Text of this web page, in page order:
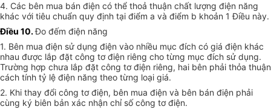
4. Các bên mua bán điện có thể thoả thuận chất lượng điện năng
khác với tiêu chuẩn quy định tại điểm a và điểm b khoản 1 Điều này.
Điều 10.Đo đếm điện năng
1. Bên mua điện sử dụng điện vào nhiều mục đích có giá điện khác
nhau được lắp đặt công tơ điện riêng cho từng mục đích sử dụng.
Trường hợp chưa lắp đặt công tơ điện riêng, hai bên phải thỏa thuận
cách tính tỷ lệ điện năng theo từng loại giá.
2. Khi thay đổi công tơ điện, bên mua điện và bên bán điện phải
cùng ký biên bản xác nhận chỉ số công tơ điện.